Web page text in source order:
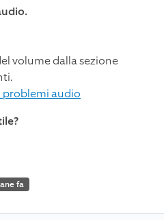
volume dalla sezione
problemi audio
fa